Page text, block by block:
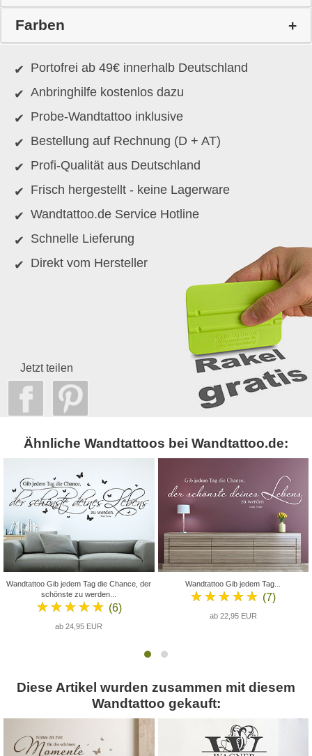
Farben
Portofrei ab 49€ innerhalb Deutschland
Anbringhilfe kostenlos dazu
Probe-Wandtattoo inklusive
Bestellung auf Rechnung (D + AT)
Profi-Qualität aus Deutschland
Frisch hergestellt - keine Lagerware
Wandtattoo.de Service Hotline
Schnelle Lieferung
Direkt vom Hersteller
Jetzt teilen
Ähnliche Wandtattoos bei Wandtattoo.de:
Wandtattoo Gib jedem Tag die Chance, der
schönste zu werden...
★★★★★ (6)
ab 24,95 EUR
Wandtattoo Gib jedem Tag...
★★★★★ (7)
ab 22,95 EUR
Diese Artikel wurden zusammen mit diesem
Wandtattoo gekauft: